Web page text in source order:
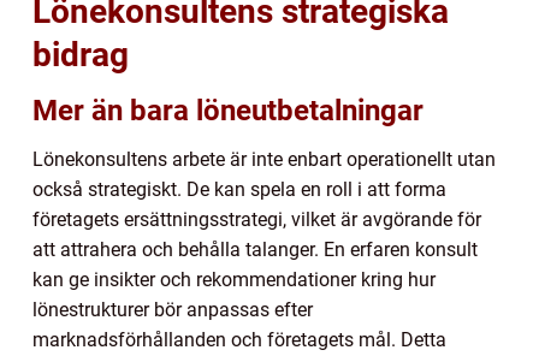
Lönekonsultens strategiska
bidrag
Mer än bara löneutbetalningar
Lönekonsultens arbete är inte enbart operationellt utan
också strategiskt. De kan spela en roll i att forma
företagets ersättningsstrategi, vilket är avgörande för
att attrahera och behålla talanger. En erfaren konsult
kan ge insikter och rekommendationer kring hur
lönestrukturer bör anpassas efter
marknadsförhållanden och företagets mål. Detta